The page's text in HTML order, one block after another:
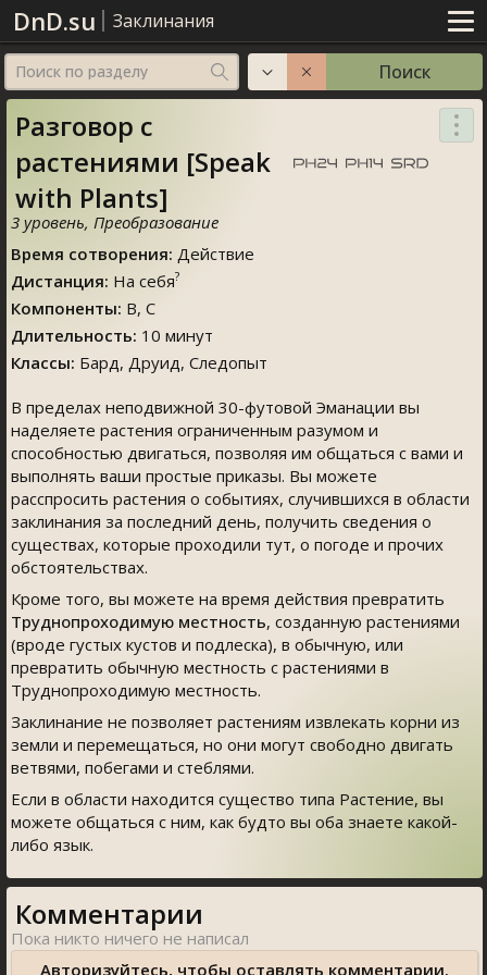
DnD.su Заклинания
Поиск по разделу Поиск
Разговор с
растениями [Speak
with Plants]
3 уровень, Преобразование
Время сотворения: Действие
Дистанция: На себя?
Компоненты: В, C
Длительность: 10 минут
Классы: Бард, Друид, Следопыт
В пределах неподвижной 30-футовой Эманации вы
наделяете растения ограниченным разумом и
способностью двигаться, позволяя им общаться с вами и
выполнять ваши простые приказы. Вы можете
расспросить растения о событиях, случившихся в области
заклинания за последний день, получить сведения о
существах, которые проходили тут, о погоде и прочих
обстоятельствах.
Кроме того, вы можете на время действия превратить
Труднопроходимую местность, созданную растениями
(вроде густых кустов и подлеска), в обычную, или
превратить обычную местность с растениями в
Труднопроходимую местность.
Заклинание не позволяет растениям извлекать корни из
земли и перемещаться, но они могут свободно двигать
ветвями, побегами и стеблями.
Если в области находится существо типа Растение, вы
можете общаться с ним, как будто вы оба знаете какой-
либо язык.
Комментарии
Авторизуйтесь, чтобы оставлять комментарии.